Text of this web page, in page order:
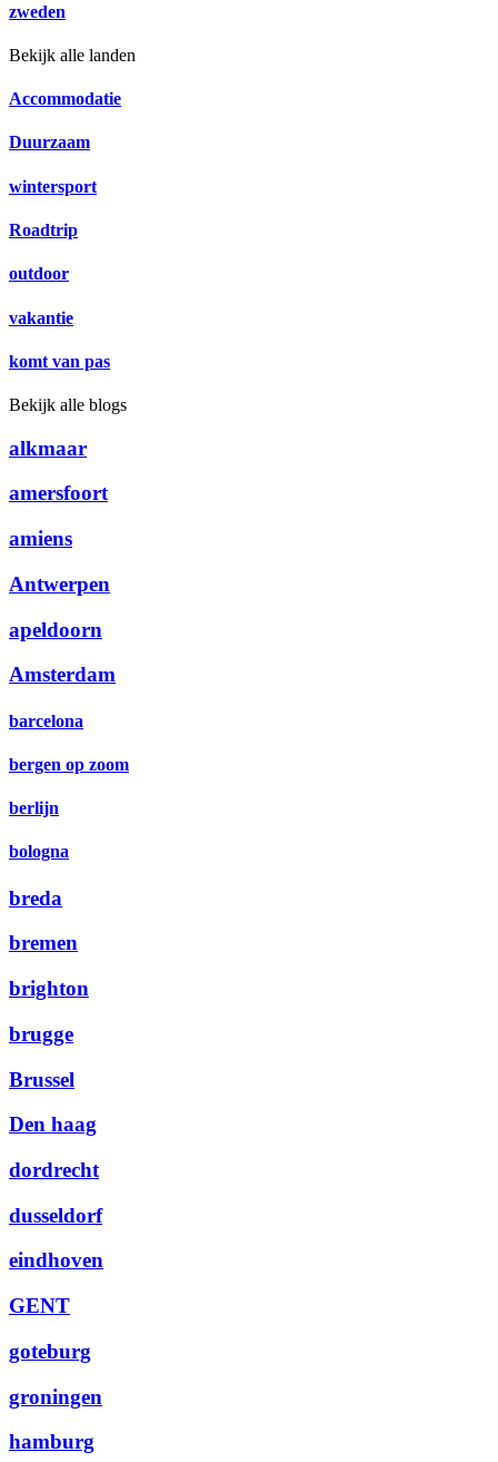
zweden
Bekijk alle landen
Accommodatie
Duurzaam
wintersport
Roadtrip
outdoor
vakantie
komt van pas
Bekijk alle blogs
alkmaar
amersfoort
amiens
Antwerpen
apeldoorn
Amsterdam
barcelona
bergen op zoom
berlijn
bologna
breda
bremen
brighton
brugge
Brussel
Den haag
dordrecht
dusseldorf
eindhoven
GENT
goteburg
groningen
hamburg